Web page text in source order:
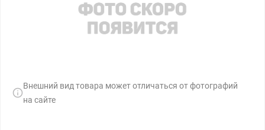
Внешний вид товара может отличаться от фотографий
на сайте